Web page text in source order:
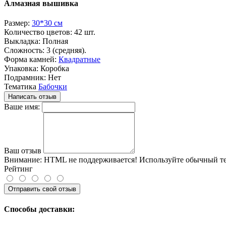
Алмазная вышивка
Размер: 30*30 см
Количество цветов: 42 шт.
Выкладка: Полная
Сложность: 3 (средняя).
Форма камней: Квадратные
Упаковка: Коробка
Подрамник: Нет
Тематика Бабочки
Написать отзыв
Ваше имя:
Ваш отзыв
Внимание: HTML не поддерживается! Используйте обычный
Рейтинг
Отправить свой отзыв
Способы доставки: